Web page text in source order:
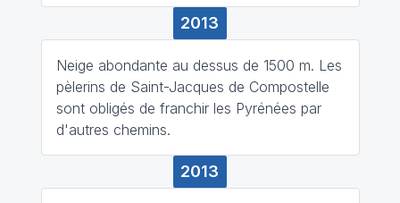
2013
Neige abondante au dessus de 1500 m. Les
pèlerins de Saint-Jacques de Compostelle
sont obligés de franchir les Pyrénées par
d'autres chemins.
2013